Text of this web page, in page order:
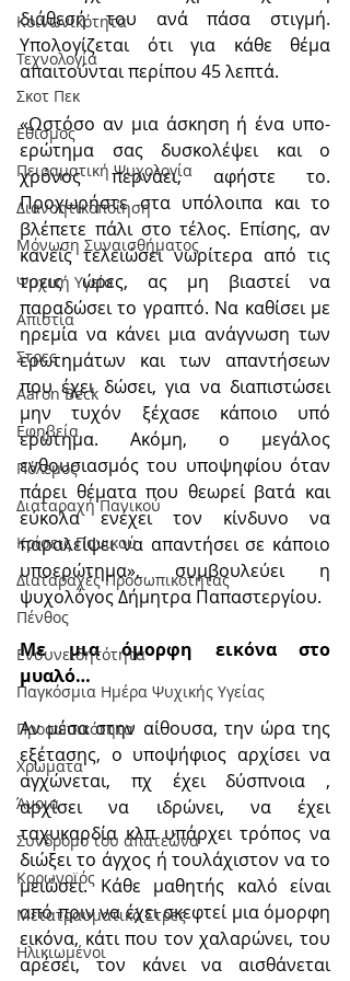
Κοινωνικότητα
Τεχνολογία
Σκοτ Πεκ
Εθισμός
Πειραματική Ψυχολογία
Διανοητικοποίηση
Μόνωση Συναισθήματος
Ψυχική Υγεία
Απιστία
Στρες
Aaron Beck
Εφηβεία
Πόλεμος
Διαταραχή Πανικού
Κρίσεις Πανικού
Διαταραχές Προσωπικότητας
Πένθος
Ενσυνειδητότητα
Παγκόσμια Ημέρα Ψυχικής Υγείας
Προσωπικότητα
Χρώματα
Άνοια
Σύνδρομο του απατεώνα
Κορωνοϊός
Μετατραυματικό Στρες
Ηλικιωμένοι
διάθεσή του ανά πάσα στιγμή.
Υπολογίζεται ότι για κάθε θέμα
απαιτούνται περίπου 45 λεπτά.
«Ωστόσο αν μια άσκηση ή ένα υπο-
ερώτημα σας δυσκολέψει και ο
χρόνος περνάει, αφήστε το.
Προχωρήστε στα υπόλοιπα και το
βλέπετε πάλι στο τέλος. Επίσης, αν
κανείς τελειώσει νωρίτερα από τις
τρεις ώρες, ας μη βιαστεί να
παραδώσει το γραπτό. Να καθίσει με
ηρεμία να κάνει μια ανάγνωση των
ερωτημάτων και των απαντήσεων
που έχει δώσει, για να διαπιστώσει
μην τυχόν ξέχασε κάποιο υπό
ερώτημα. Ακόμη, ο μεγάλος
ενθουσιασμός του υποψηφίου όταν
πάρει θέματα που θεωρεί βατά και
εύκολα ενέχει τον κίνδυνο να
παραλείψει να απαντήσει σε κάποιο
υποερώτημα», συμβουλεύει η
ψυχολόγος Δήμητρα Παπαστεργίου.
Με μια όμορφη εικόνα στο
μυαλό…
Αν μέσα στην αίθουσα, την ώρα της
εξέτασης, ο υποψήφιος αρχίσει να
αγχώνεται, πχ έχει δύσπνοια ,
αρχίσει να ιδρώνει, να έχει
ταχυκαρδία κλπ υπάρχει τρόπος να
διώξει το άγχος ή τουλάχιστον να το
μειώσει. Κάθε μαθητής καλό είναι
από πριν να έχει σκεφτεί μια όμορφη
εικόνα, κάτι που τον χαλαρώνει, του
αρέσει, τον κάνει να αισθάνεται